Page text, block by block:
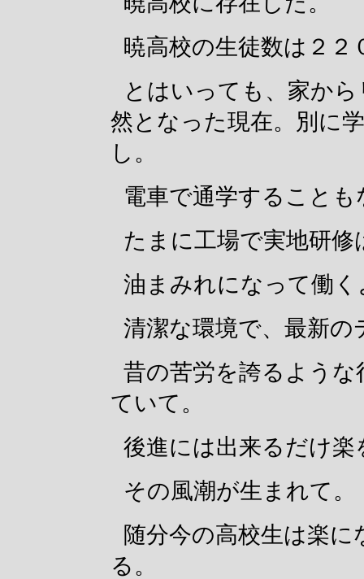
暁高校の生徒数は２２
とはいっても、家か
然となった現在。別に
し。
電車で通学することも
たまに工場で実地研
油まみれになって働
清潔な環境で、最新
昔の苦労を誇るよう
ていて。
後進には出来るだけ楽
その風潮が生まれて。
随分今の高校生は楽
る。